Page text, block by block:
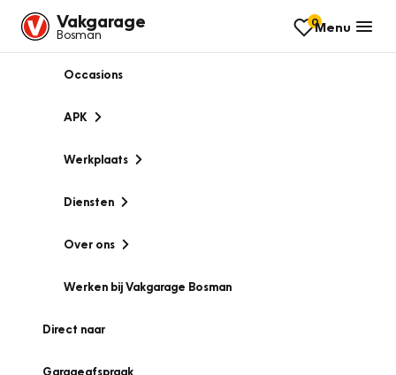
Vakgarage
Bosman
0Menu
Occasions
APK
Werkplaats
Diensten
Over ons
Werken bij Vakgarage Bosman
Direct naar
Garageafspraak